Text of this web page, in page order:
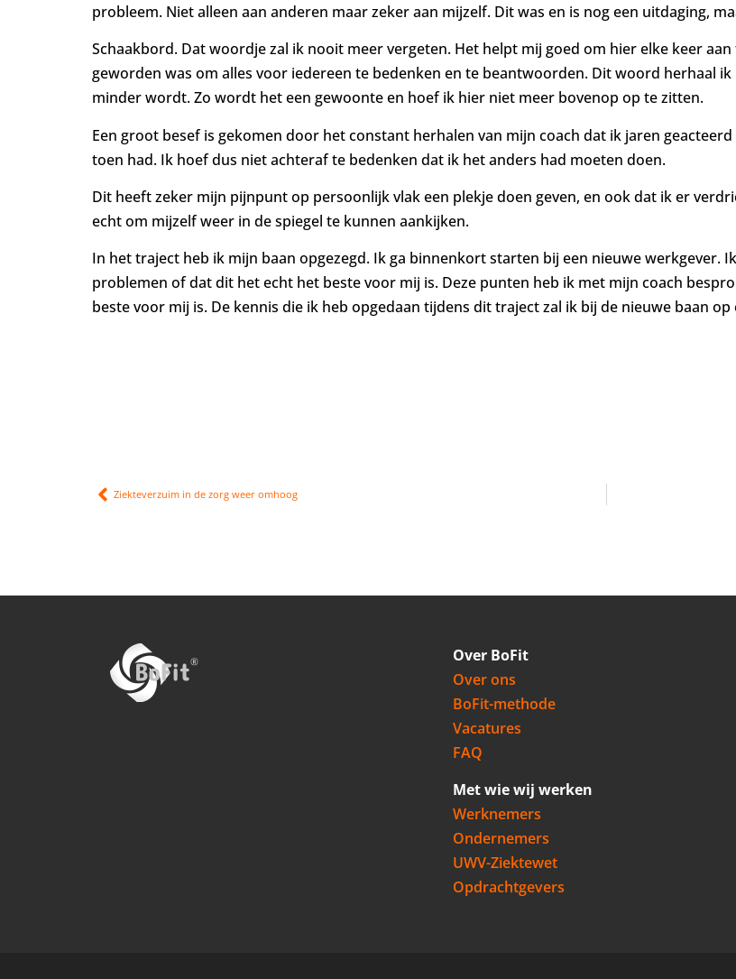
probleem. Niet alleen aan anderen maar zeker aan mijzelf. Dit was en is nog een uitdaging,
Schaakbord. Dat woordje zal ik nooit meer vergeten. Het helpt mij goed om hier elke keer
geworden was om alles voor iedereen te bedenken en te beantwoorden. Dit woord herhaal
minder wordt. Zo wordt het een gewoonte en hoef ik hier niet meer bovenop op te zitten.
Een groot besef is gekomen door het constant herhalen van mijn coach dat ik jaren
toen had. Ik hoef dus niet achteraf te bedenken dat ik het anders had moeten doen.
Dit heeft zeker mijn pijnpunt op persoonlijk vlak een plekje doen geven, en ook dat ik er
echt om mijzelf weer in de spiegel te kunnen aankijken.
In het traject heb ik mijn baan opgezegd. Ik ga binnenkort starten bij een nieuwe werkgever.
problemen of dat dit het echt het beste voor mij is. Deze punten heb ik met mijn coach
beste voor mij is. De kennis die ik heb opgedaan tijdens dit traject zal ik bij de nieuwe baan
Ziekteverzuim in de zorg weer omhoog
Over BoFit
Over ons
BoFit-methode
Vacatures
FAQ
Met wie wij werken
Werknemers
Ondernemers
UWV-Ziektewet
Opdrachtgevers